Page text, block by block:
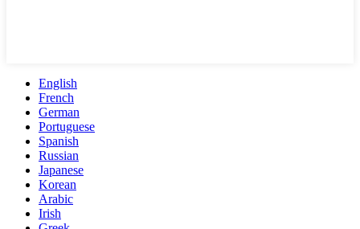
English
French
German
Portuguese
Spanish
Russian
Japanese
Korean
Arabic
Irish